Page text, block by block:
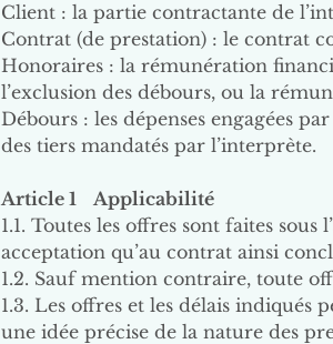
Client : la partie contractante de
Contrat (de prestation) : le contrat
Honoraires : la rémunération
l’exclusion des débours, ou la
Débours : les dépenses engagées
des tiers mandatés par l’interprète.
Article 1 Applicabilité
1.1. Toutes les offres sont faites
acceptation qu’au contrat ainsi
1.2. Sauf mention contraire, toute
1.3. Les offres et les délais indiqués
une idée précise de la nature des